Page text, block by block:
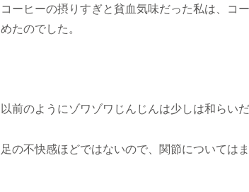
コーヒーの摂りすぎと貧血気味だった私は、コ
めたのでした。
以前のようにゾワゾワじんじんは少しは和らい
足の不快感ほどではないので、関節については